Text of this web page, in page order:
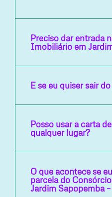
Preciso dar entrada
Imobiliário em
E se eu quiser sair
Posso usar a carta
qualquer lugar?
O que acontece se
parcela do
Jardim Sapopemba –